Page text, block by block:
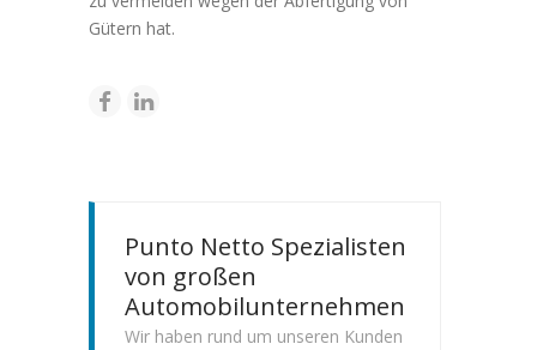
Gütern hat.
Punto Netto Spezialisten
von großen
Automobilunternehmen
Wir haben rund um unseren Kunden